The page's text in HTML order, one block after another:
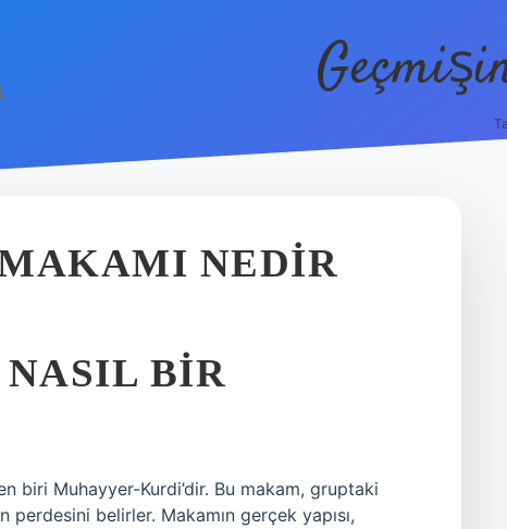
NEDIR
BIR
biri Muhayyer-Kurdi’dir. Bu makam, gruptaki
belirler. Makamın gerçek yapısı,